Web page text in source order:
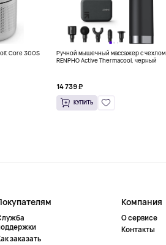
Core 300S
Ручной мышечный массажер с чехлом
RENPHO Active Thermacool, черный
14 739 ₽
КУПИТЬ
заказать
Компания
О сервисе
Контакты